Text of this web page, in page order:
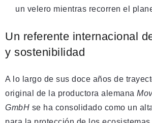
un velero mientras recorren el
Un referente internacional
y sostenibilidad
A lo largo de sus doce años de
original de la productora alemana
GmbH se ha consolidado como un